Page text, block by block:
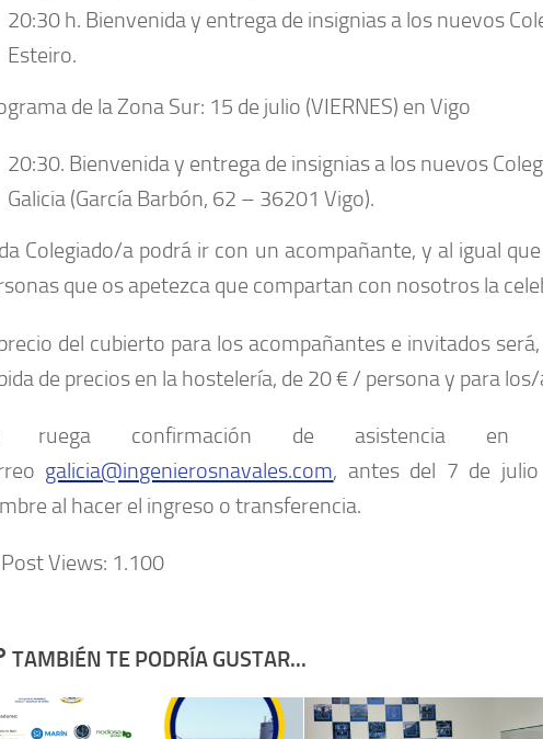
20:30 h. Bienvenida y entrega de insignias a los nuevos
Esteiro.
de la Zona Sur: 15 de julio (VIERNES) en Vigo
20:30. Bienvenida y entrega de insignias a los nuevos
Galicia (García Barbón, 62 – 36201 Vigo).
Colegiado/a podrá ir con un acompañante, y al igual
que os apetezca que compartan con nosotros la
del cubierto para los acompañantes e invitados
de precios en la hostelería, de 20 € / persona y para
ruega confirmación de asistencia
galicia@ingenierosnavales.com, antes del 7 de
al hacer el ingreso o transferencia.
Post Views: 1.100
TAMBIÉN TE PODRÍA GUSTAR...